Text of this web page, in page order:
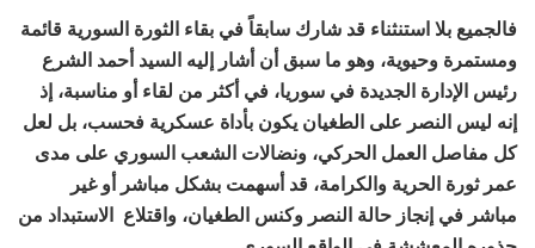
فالجميع بلا استنثناء قد شارك سابقاً في بقاء الثورة السورية قائمة
ومستمرة وحيوية، وهو ما سبق أن أشار إليه السيد أحمد الشرع
رئيس الإدارة الجديدة في سوريا، في أكثر من لقاء أو مناسبة، إذ
إنه ليس النصر على الطغيان يكون بأداة عسكرية فحسب، بل لعل
كل مفاصل العمل الحركي، ونضالات الشعب السوري على مدى
عمر ثورة الحرية والكرامة، قد أسهمت بشكل مباشر أو غير
مباشر في إنجاز حالة النصر وكنس الطغيان، واقتلاع الاستبداد من